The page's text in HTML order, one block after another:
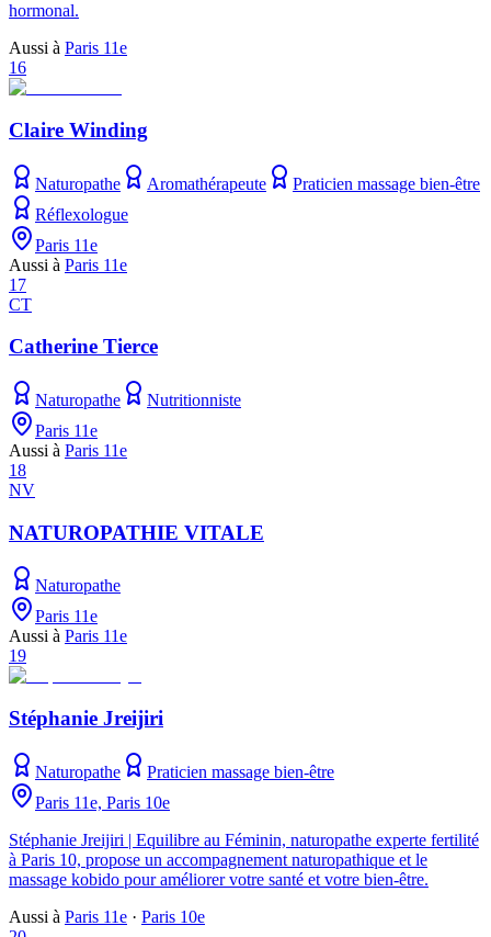
hormonal.
Aussi à Paris 11e
16
Claire Winding
Naturopathe Aromathérapeute
Praticien massage bien-être
Réflexologue
Paris 11e
Aussi à Paris 11e
17
CT
Catherine Tierce
Naturopathe
Nutritionniste
Paris 11e
Aussi à Paris 11e
18
NV
NATUROPATHIE VITALE
Naturopathe
Paris 11e
Aussi à Paris 11e
19
Stéphanie Jreijiri
Naturopathe
Praticien massage bien-être
Paris 11e, Paris 10e
Stéphanie Jreijiri | Equilibre au Féminin, naturopathe experte fertilité
à Paris 10, propose un accompagnement naturopathique et le
massage kobido pour améliorer votre santé et votre bien-être.
Aussi à Paris 11e · Paris 10e